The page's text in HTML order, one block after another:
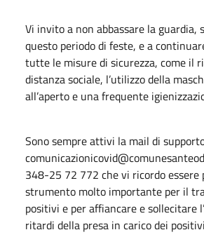
Vi invito a non abbassare la
questo periodo di feste, e a
tutte le misure di sicurezza, come il
distanza sociale, l’utilizzo della
all’aperto e una frequente
Sono sempre attivi la mail di
348-25 72 772 che vi ricordo essere
strumento molto importante per il
positivi e per affiancare e sollecitare
ritardi della presa in carico dei